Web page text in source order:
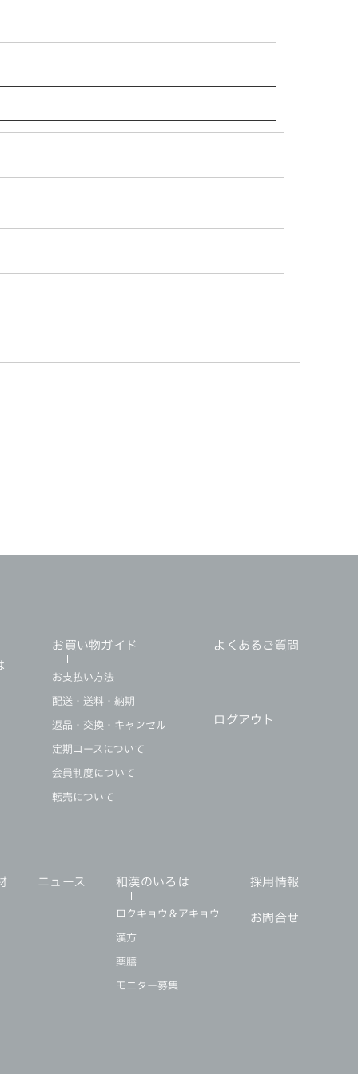
お買い物ガイド
お支払い方法
配送・送料・納期
返品・交換・キャンセル
定期コースについて
会員制度について
転売について
よくあるご質問
ログアウト
ニュース 和漢のいろは
ロクキョウ＆アキョウ
漢方
薬膳
モニター募集
採用情報
お問合せ